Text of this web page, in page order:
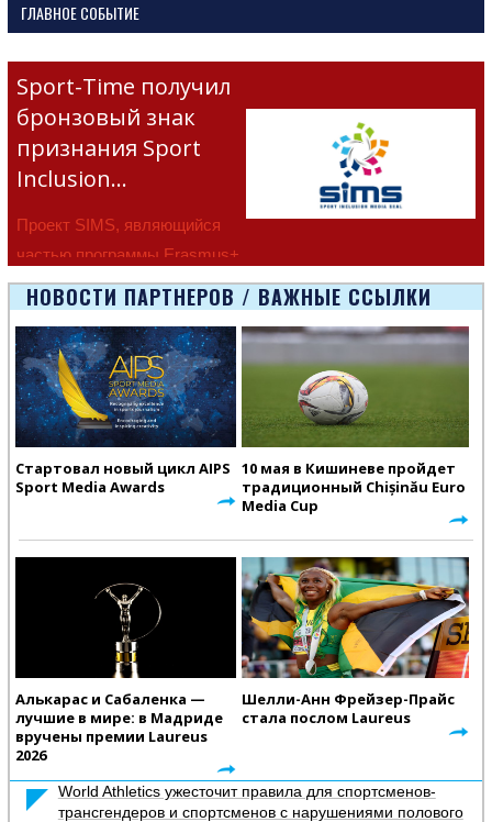
ГЛАВНОЕ СОБЫТИЕ
Sport-Time получил
бронзовый знак
признания Sport
Inclusion…
Проект SIMS, являющийся
частью программы Erasmus+
Европейско
НОВОСТИ ПАРТНЕРОВ / ВАЖНЫЕ ССЫЛКИ
Стартовал новый цикл AIPS
Sport Media Awards
10 мая в Кишиневе пройдет
традиционный Chișinău Euro
Media Cup
Алькарас и Сабаленка —
лучшие в мире: в Мадриде
вручены премии Laureus
2026
Шелли-Анн Фрейзер-Прайс
стала послом Laureus
World Athletics ужесточит правила для спортсменов-
трансгендеров и спортсменов с нарушениями полового